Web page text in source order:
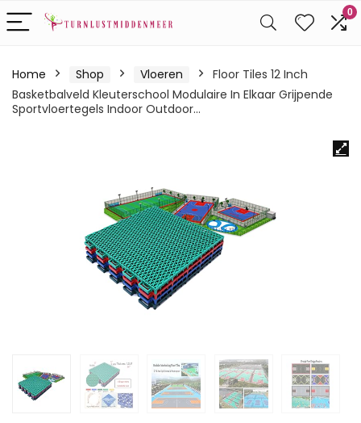
0
Home Shop Vloeren
Floor Tiles 12 Inch
Basketbalveld Kleuterschool Modulaire In Elkaar Grijpende
Sportvloertegels Indoor Outdoor…